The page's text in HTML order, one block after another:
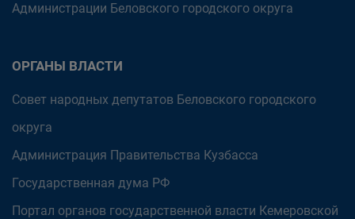
Администрации Беловского городского округа
ОРГАНЫ ВЛАСТИ
Совет народных депутатов Беловского городского
округа
Администрация Правительства Кузбасса
Государственная дума РФ
Портал органов государственной власти Кемеровской